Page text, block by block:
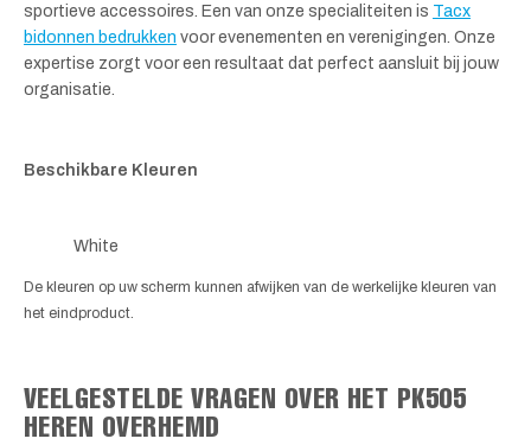
sportieve accessoires. Een van onze specialiteiten is Tacx
bidonnen bedrukken voor evenementen en verenigingen. Onze
expertise zorgt voor een resultaat dat perfect aansluit bij jouw
organisatie.
Beschikbare Kleuren
White
De kleuren op uw scherm kunnen afwijken van de werkelijke kleuren van
het eindproduct.
VEELGESTELDE VRAGEN OVER HET PK505
HEREN OVERHEMD